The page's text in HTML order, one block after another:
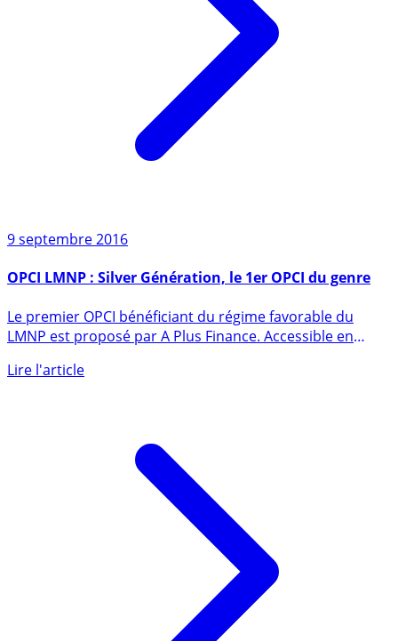
9 septembre 2016
OPCI LMNP : Silver Génération, le 1er OPCI du genre
LMNP est proposé par A Plus Finance. Accessible en